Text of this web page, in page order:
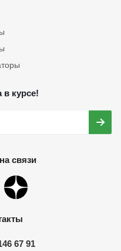
в курсе!
связи
67 91